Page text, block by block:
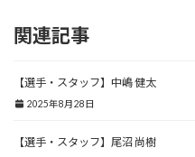
関連記事
【選手・スタッフ】中嶋 健太
2025年8月28日
【選手・スタッフ】尾沼 尚樹